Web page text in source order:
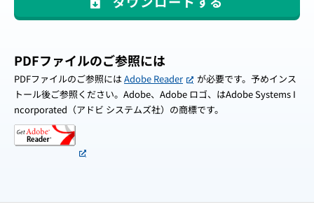
PDFファイルのご参照には
PDFファイルのご参照にはAdobe Reader
が必要です。予めインス
トール後ご参照ください。Adobe、Adobe ロゴ、はAdobe Systems I
ncorporated（アドビ システムズ社）の商標です。